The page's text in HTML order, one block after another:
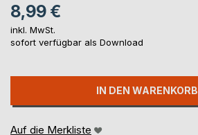
8,99 €
inkl. MwSt.
sofort verfügbar als Download
IN DEN WARENKORB
Auf die Merkliste